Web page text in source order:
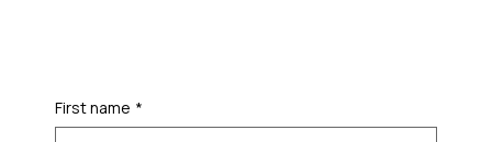
First name *